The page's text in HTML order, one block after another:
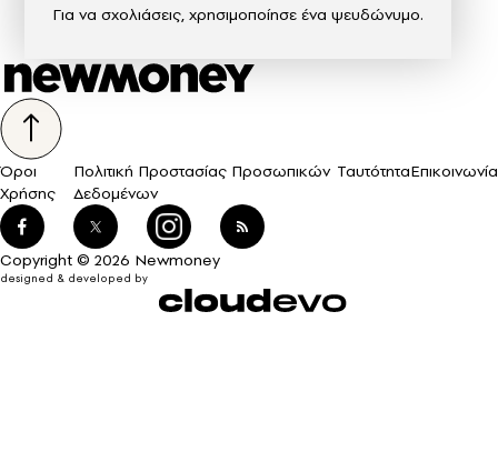
Για να σχολιάσεις, χρησιμοποίησε ένα ψευδώνυμο.
Όροι
Χρήσης
Πολιτική Προστασίας Προσωπικών
Δεδομένων
ΤαυτότηταΕπικοινωνία
Copyright © 2026 Newmoney
designed & developed by